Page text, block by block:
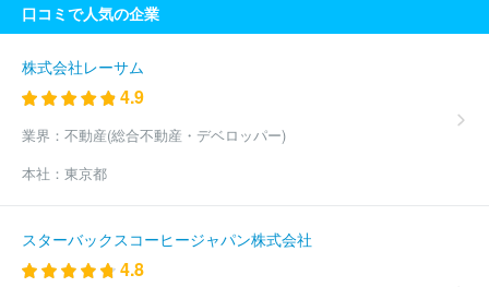
口コミで人気の企業
株式会社レーサム
4.9
業界： 不動産(総合不動産・デベロッパー)
本社： 東京都
スターバックスコーヒージャパン株式会社
4.8